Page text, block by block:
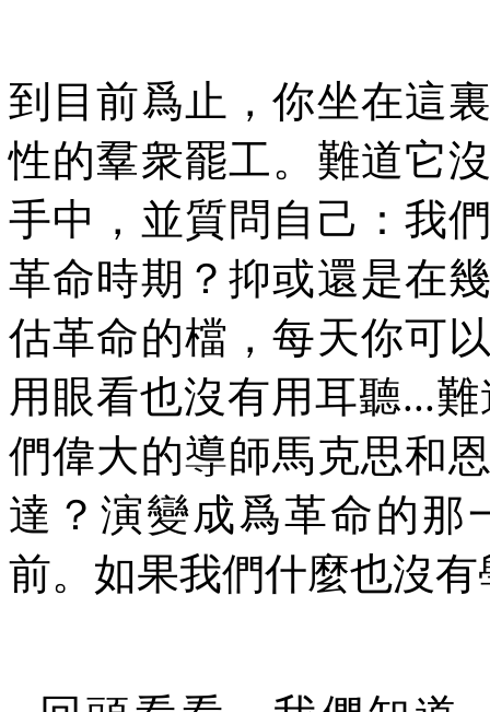
到目前爲止，你坐在這
性的羣衆罷工。難道它
手中，並質問自己：我
革命時期？抑或還是在
估革命的檔，每天你可
用眼看也沒有用耳聽...難
們偉大的導師馬克思和
達？演變成爲革命的那
前。如果我們什麼也沒